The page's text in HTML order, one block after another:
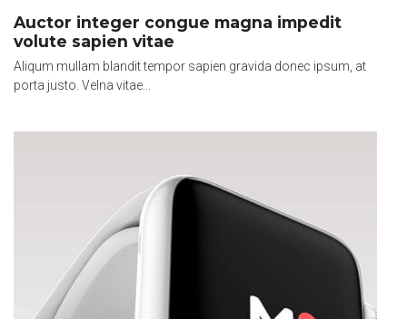
Auctor integer congue magna impedit
volute sapien vitae
Aliqum mullam blandit tempor sapien gravida donec ipsum, at
porta justo. Velna vitae...